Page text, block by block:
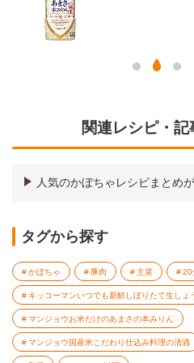
関連レシピ・
人気のかぼちゃレシピまとめ
タグから探す
かぼちゃ 豚肉 主菜 20
キッコーマンいつでも新鮮しぼりたて生しょ
マンジョウお米だけのあまさの本みりん
マンジョウ国産米こだわり仕込み料理の清酒